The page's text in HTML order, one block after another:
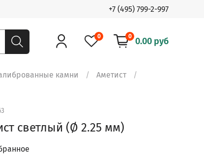
+7 (495) 799-2-997
0 0 0.00 руб
камни
Аметист
светлый (Ø 2.25 мм)